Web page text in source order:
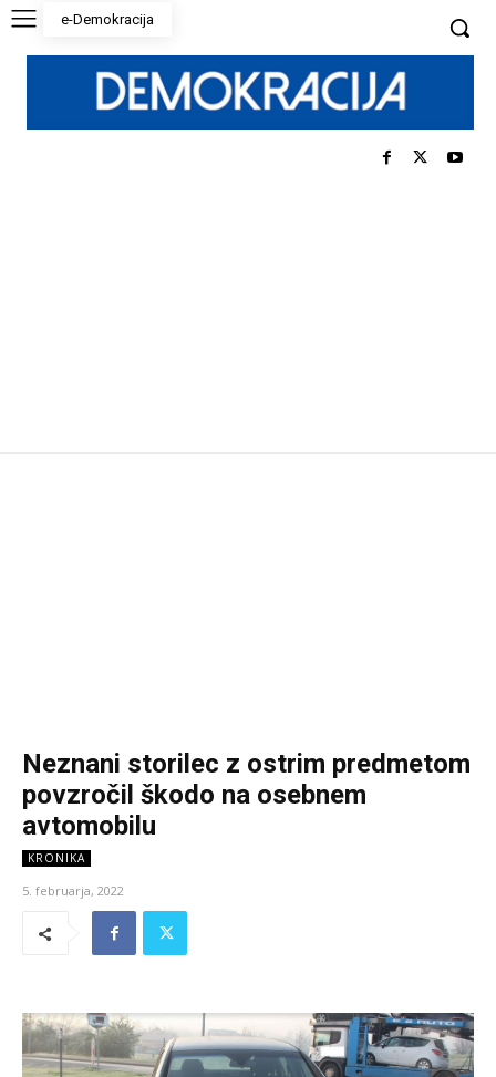
e-Demokracija
Neznani storilec z ostrim predmetom
povzročil škodo na osebnem
avtomobilu
KRONIKA
5. februarja, 2022